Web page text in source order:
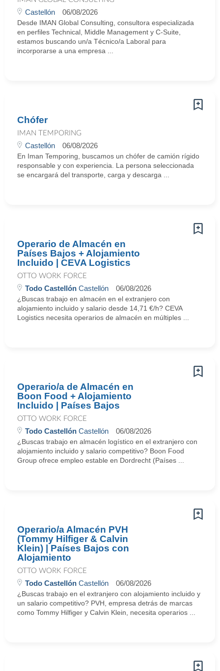
Castellón 06/08/2026
Desde IMAN Global Consulting, consultora especializada
en perfiles Technical, Middle Management y C-Suite,
estamos buscando un/a Técnico/a Laboral para
incorporarse a una empresa ...
Chófer
IMAN TEMPORING
Castellón 06/08/2026
En Iman Temporing, buscamos un chófer de camión rígido
responsable y con experiencia. La persona seleccionada
se encargará del transporte, carga y descarga ...
Operario de Almacén en
Países Bajos + Alojamiento
Incluido | CEVA Logistics
OTTO WORK FORCE
Todo Castellón Castellón 06/08/2026
¿Buscas trabajo en almacén en el extranjero con
alojamiento incluido y salario desde 14,71 €/h? CEVA
Logistics necesita operarios de almacén en múltiples ...
Operario/a de Almacén en
Boon Food + Alojamiento
Incluido | Países Bajos
OTTO WORK FORCE
Todo Castellón Castellón 06/08/2026
¿Buscas trabajo en almacén logístico en el extranjero con
alojamiento incluido y salario competitivo? Boon Food
Group ofrece empleo estable en Dordrecht (Países ...
Operario/a Almacén PVH
(Tommy Hilfiger & Calvin
Klein) | Países Bajos con
Alojamiento
OTTO WORK FORCE
Todo Castellón Castellón 06/08/2026
¿Buscas trabajo en el extranjero con alojamiento incluido y
un salario competitivo? PVH, empresa detrás de marcas
como Tommy Hilfiger y Calvin Klein, necesita operarios ...